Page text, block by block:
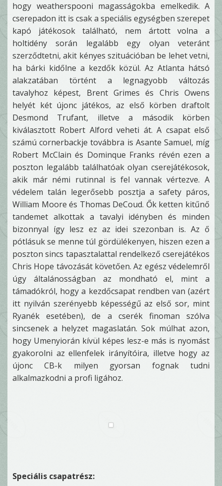
hogy weatherspooni magasságokba emelkedik. A
cserepadon itt is csak a speciális egységben szerepet
kapó játékosok található, nem ártott volna a
holtidény során legalább egy olyan veteránt
szerződtetni, akit kényes szituációban be lehet vetni,
ha bárki kidőlne a kezdők közül. Az Atlanta hátsó
alakzatában történt a legnagyobb változás
tavalyhoz képest, Brent Grimes és Chris Owens
helyét két újonc játékos, az első körben draftolt
Desmond Trufant, illetve a második körben
kiválasztott Robert Alford veheti át. A csapat első
számú cornerbackje továbbra is Asante Samuel, míg
Robert McClain és Dominque Franks révén ezen a
poszton legalább találhatóak olyan cserejátékosok,
akik már némi rutinnal is fel vannak vértezve. A
védelem talán legerősebb posztja a safety páros,
William Moore és Thomas DeCoud. Ők ketten kitűnő
tandemet alkottak a tavalyi idényben és minden
bizonnyal így lesz ez az idei szezonban is. Az ő
pótlásuk se menne túl gördülékenyen, hiszen ezen a
poszton sincs tapasztalattal rendelkező cserejátékos
Chris Hope távozását követően. Az egész védelemről
úgy általánosságban az mondható el, mint a
támadókról, hogy a kezdőcsapat rendben van (azért
itt nyilván szerényebb képességű az első sor, mint
Ryanék esetében), de a cserék finoman szólva
sincsenek a helyzet magaslatán. Sok múlhat azon,
hogy Umenyiorán kívül képes lesz-e más is nyomást
gyakorolni az ellenfelek irányítóira, illetve hogy az
újonc CB-k milyen gyorsan fognak tudni
alkalmazkodni a profi ligához.
Speciális csapatrész: